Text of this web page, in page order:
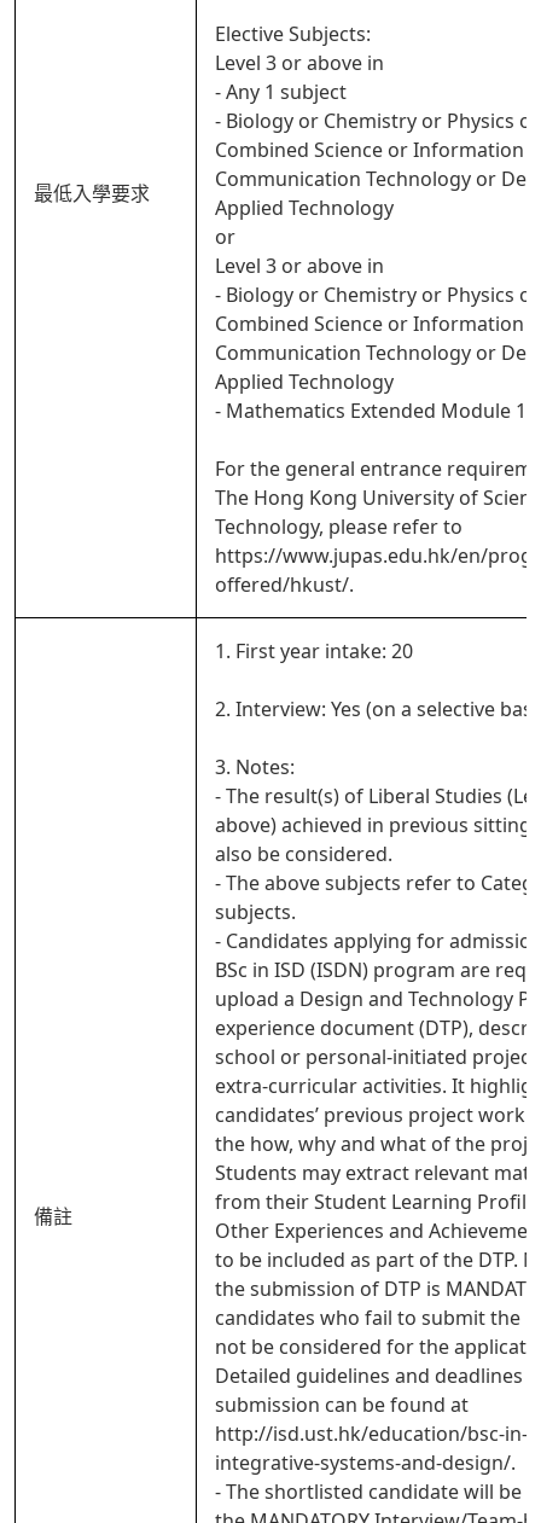
最低入學要求
Elective Subjects:
Level 3 or above in
- Any 1 subject
- Biology or Chemistry or Physics or
Combined Science or Information
Communication Technology or
Applied Technology
or
Level 3 or above in
- Biology or Chemistry or Physics or
Combined Science or Information
Communication Technology or
Applied Technology
- Mathematics Extended Module 1
For the general entrance
The Hong Kong University of
Technology, please refer to
https://www.jupas.edu.hk/en/
offered/hkust/.
備註
1. First year intake: 20
2. Interview: Yes (on a selective
3. Notes:
- The result(s) of Liberal Studies
above) achieved in previous
also be considered.
- The above subjects refer to
subjects.
- Candidates applying for
BSc in ISD (ISDN) program are
upload a Design and Technology
experience document (DTP),
school or personal-initiated
extra-curricular activities. It
candidates’ previous project work
the how, why and what of the
Students may extract relevant
from their Student Learning Profile
Other Experiences and
to be included as part of the DTP.
the submission of DTP is
candidates who fail to submit the
not be considered for the
Detailed guidelines and deadlines
submission can be found at
http://isd.ust.hk/education/bsc-in-
integrative-systems-and-design/.
- The shortlisted candidate will be